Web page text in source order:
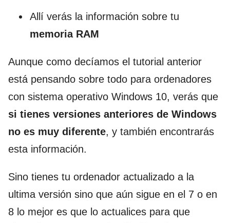
Allí verás la información sobre tu
memoria RAM
Aunque como decíamos el tutorial anterior
está pensando sobre todo para ordenadores
con sistema operativo Windows 10, verás que
si tienes versiones anteriores de Windows
no es muy diferente, y también encontrarás
esta información.
Sino tienes tu ordenador actualizado a la
ultima versión sino que aún sigue en el 7 o en
8 lo mejor es que lo actualices para que